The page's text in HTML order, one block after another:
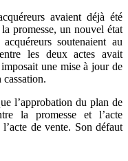
avaient déjà été
promesse, un nouvel état
soutenaient au
les deux actes avait
une mise à jour de
l’approbation du plan de
la promesse et l’acte
de vente. Son défaut